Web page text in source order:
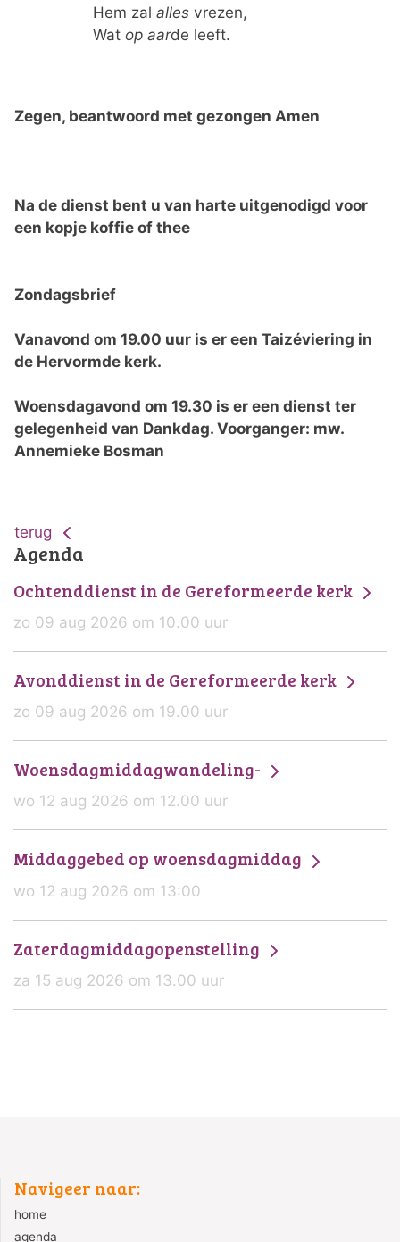
Hem zal alles vrezen,
Wat op aarde leeft.
Zegen, beantwoord met gezongen Amen
Na de dienst bent u van harte uitgenodigd voor
een kopje koffie of thee
Zondagsbrief
Vanavond om 19.00 uur is er een Taizéviering in
de Hervormde kerk.
Woensdagavond om 19.30 is er een dienst ter
gelegenheid van Dankdag. Voorganger: mw.
Annemieke Bosman
terug
Agenda
Ochtenddienst in de Gereformeerde kerk
zo 09 aug 2026 om 10.00 uur
Avonddienst in de Gereformeerde kerk
zo 09 aug 2026 om 19.00 uur
Woensdagmiddagwandeling-
wo 12 aug 2026 om 12.00 uur
Middaggebed op woensdagmiddag
wo 12 aug 2026 om 13:00
Zaterdagmiddagopenstelling
za 15 aug 2026 om 13.00 uur
Navigeer naar:
home
agenda